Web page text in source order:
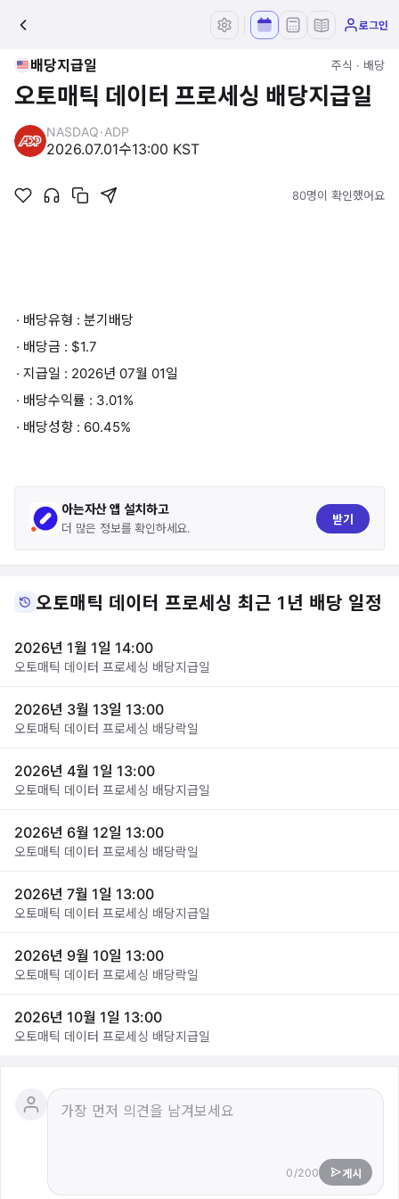
로그인
배당지급일 주식 · 배당
오토매틱 데이터 프로세싱 배당지급일
NASDAQ·ADP
2026.07.01수13:00 KST
80명이 확인했어요
· 배당유형 : 분기배당
· 배당금 : $1.7
· 지급일 : 2026년 07월 01일
· 배당수익률 : 3.01%
· 배당성향 : 60.45%
아는자산 앱 설치하고
더 많은 정보를 확인하세요.
받기
오토매틱 데이터 프로세싱 최근 1년 배당 일정
2026년 1월 1일 14:00
오토매틱 데이터 프로세싱 배당지급일
2026년 3월 13일 13:00
오토매틱 데이터 프로세싱 배당락일
2026년 4월 1일 13:00
오토매틱 데이터 프로세싱 배당지급일
2026년 6월 12일 13:00
오토매틱 데이터 프로세싱 배당락일
2026년 7월 1일 13:00
오토매틱 데이터 프로세싱 배당지급일
2026년 9월 10일 13:00
오토매틱 데이터 프로세싱 배당락일
2026년 10월 1일 13:00
오토매틱 데이터 프로세싱 배당지급일
0/200 게시